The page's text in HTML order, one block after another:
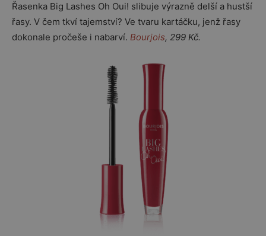
Řasenka Big Lashes Oh Oui! slibuje výrazně delší a hustší
řasy. V čem tkví tajemství? Ve tvaru kartáčku, jenž řasy
dokonale pročeše i nabarví. Bourjois, 299 Kč.